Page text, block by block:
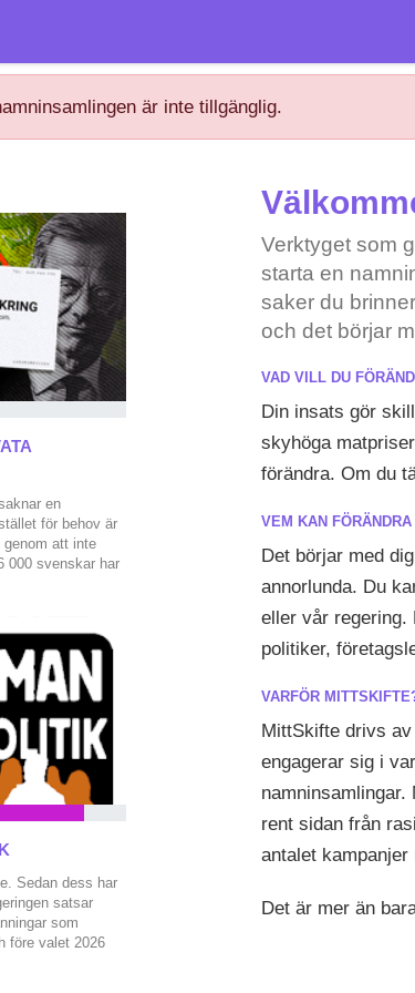
är inte tillgänglig.
en
för behov är
att inte
000 svenskar har
eller vård efter
debatt mellan
m-vill-inte-
Läkartidningen,
nej:
regler-for-
Nyheter, 826
har-
Sedan dess har
satsar
som
före valet 2026
Verktyget som
starta en
saker du
och det börjar
VAD VILL DU
Din insats gör
skyhöga
förändra. Om du
VEM KAN FÖRÄNDRA
Det börjar med
annorlunda. Du
eller vår
politiker,
VARFÖR
MittSkifte drivs
engagerar sig i
rent sidan från
antalet
Det är mer än